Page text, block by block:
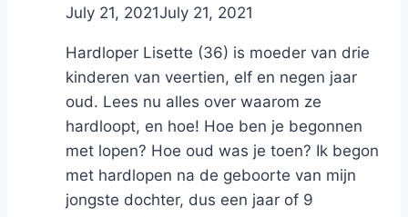
ByNicole
July 21, 2021July 21, 2021
Hardloper Lisette (36) is moeder van drie
kinderen van veertien, elf en negen jaar
oud. Lees nu alles over waarom ze
hardloopt, en hoe! Hoe ben je begonnen
met lopen? Hoe oud was je toen? Ik begon
met hardlopen na de geboorte van mijn
jongste dochter, dus een jaar of 9